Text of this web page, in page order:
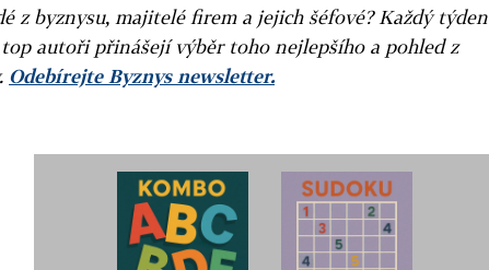
z byznysu, majitelé firem a jejich šéfové? Každý týden
autoři přinášejí výběr toho nejlepšího a pohled z
Odebírejte Byznys newsletter.